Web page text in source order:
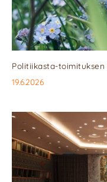
Politiikasta-
19.6.2026